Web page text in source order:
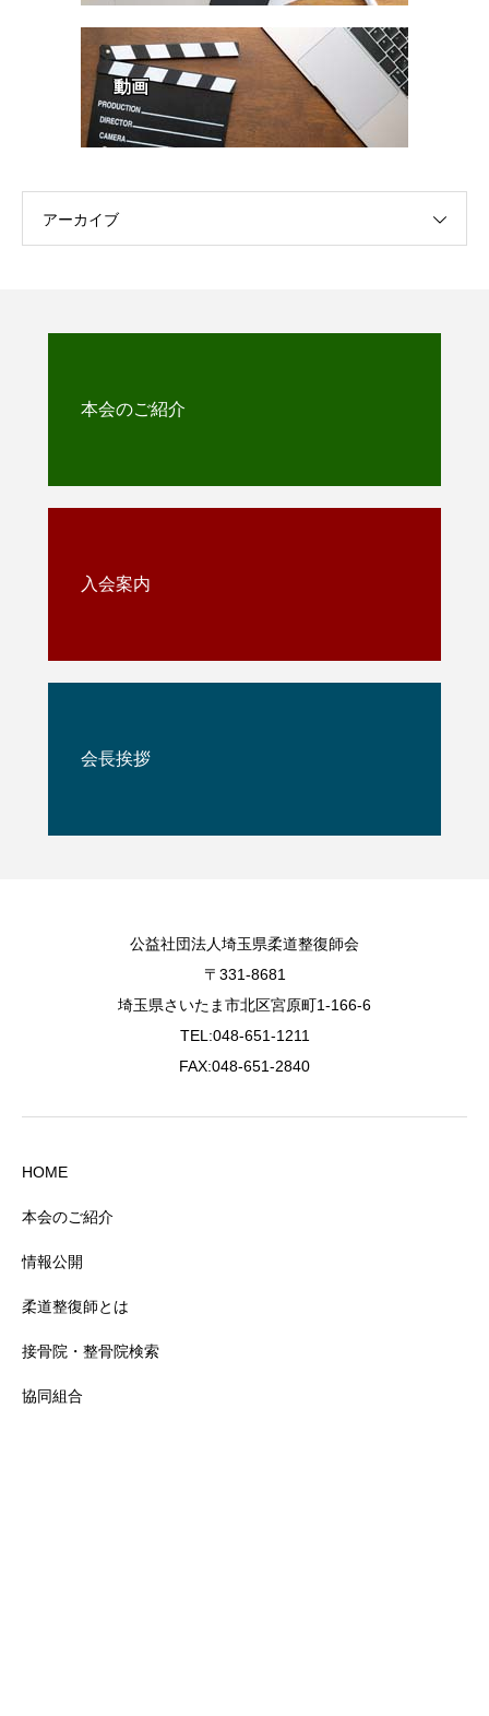
動画
アーカイブ
本会のご紹介
入会案内
会長挨拶
公益社団法人埼玉県柔道整復師会
〒331-8681
埼玉県さいたま市北区宮原町1-166-6
TEL:048-651-1211
FAX:048-651-2840
HOME
本会のご紹介
情報公開
柔道整復師とは
接骨院・整骨院検索
協同組合